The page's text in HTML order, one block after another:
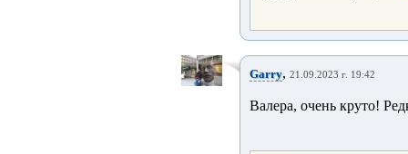
Garry, 21.09.2023 г. 19:42
Валера, очень круто!